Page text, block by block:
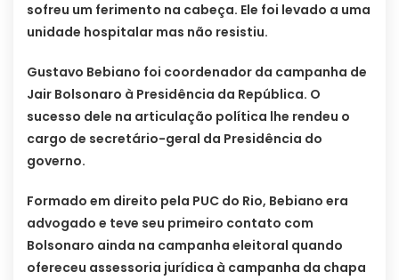
sofreu um ferimento na cabeça. Ele foi levado a uma
unidade hospitalar mas não resistiu.
Gustavo Bebiano foi coordenador da campanha de
Jair Bolsonaro à Presidência da República. O
sucesso dele na articulação política lhe rendeu o
cargo de secretário-geral da Presidência do
governo.
Formado em direito pela PUC do Rio, Bebiano era
advogado e teve seu primeiro contato com
Bolsonaro ainda na campanha eleitoral quando
ofereceu assessoria jurídica à campanha da chapa